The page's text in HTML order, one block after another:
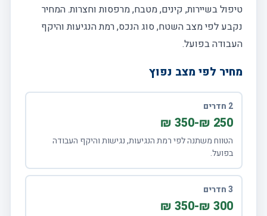
טיפול בשיירות, קינים, מטבח, מרפסות וחצרות. המחיר
נקבע לפי מצב השטח, סוג הנכס, רמת הנגיעות והיקף
העבודה בפועל.
מחיר לפי מצב נפוץ
2 חדרים
250 ₪-350 ₪
הטווח משתנה לפי רמת הנגיעות, נגישות והיקף העבודה
בפועל.
3 חדרים
300 ₪-350 ₪